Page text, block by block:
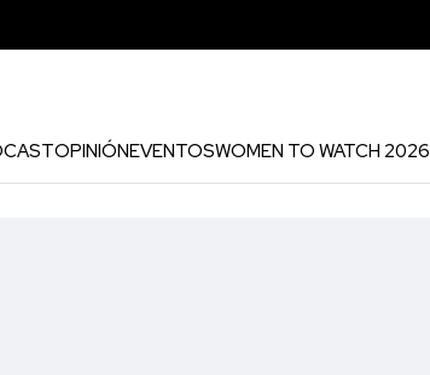
OPINIÓNEVENTOSWOMEN TO WATCH 2026